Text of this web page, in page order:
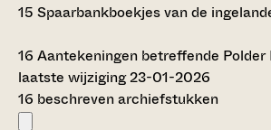
15 Spaarbankboekjes van de
16 Aantekeningen betreffende
laatste wijziging 23-01-2026
16 beschreven archiefstukken